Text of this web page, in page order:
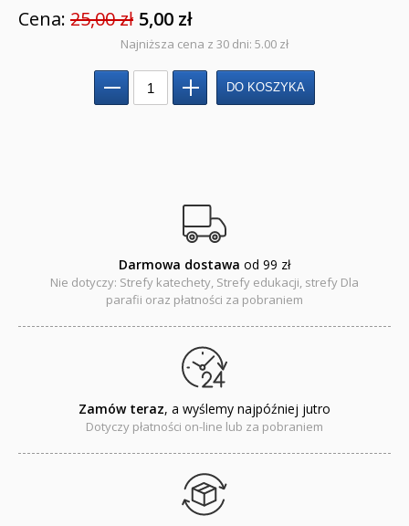
Emocje i wartości
Książki religijne dla dzieci
PROMOCJA ZESTAWY STARTOWE KAKADU
WYPRZEDAŻ
RELIGIJNE
Cena: 25,00 zł 5,00 zł
Najniższa cena z 30 dni: 5.00 zł
Darmowa dostawa od 99 zł
Nie dotyczy: Strefy katechety, Strefy edukacji, strefy Dla
parafii oraz płatności za pobraniem
Zamów teraz, a wyślemy najpóźniej jutro
Dotyczy płatności on-line lub za pobraniem